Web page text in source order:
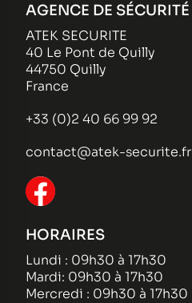
AGENCE DE SÉCURITÉ
ATEK SECURITE
40 Le Pont de Quilly
44750 Quilly
France
+33 (0)2 40 66 99 92
contact@atek-securite.fr
HORAIRES
Lundi : 09h30 à 17h30
Mardi: 09h30 à 17h30
Mercredi : 09h30 à 17h30